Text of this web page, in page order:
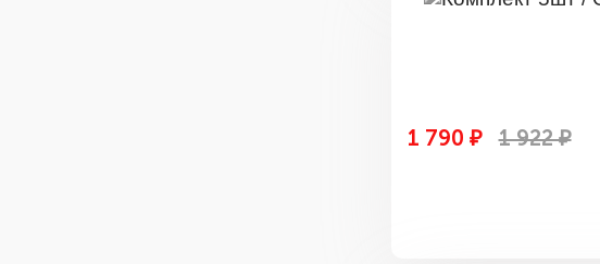
1 790 ₽ 1 922 ₽